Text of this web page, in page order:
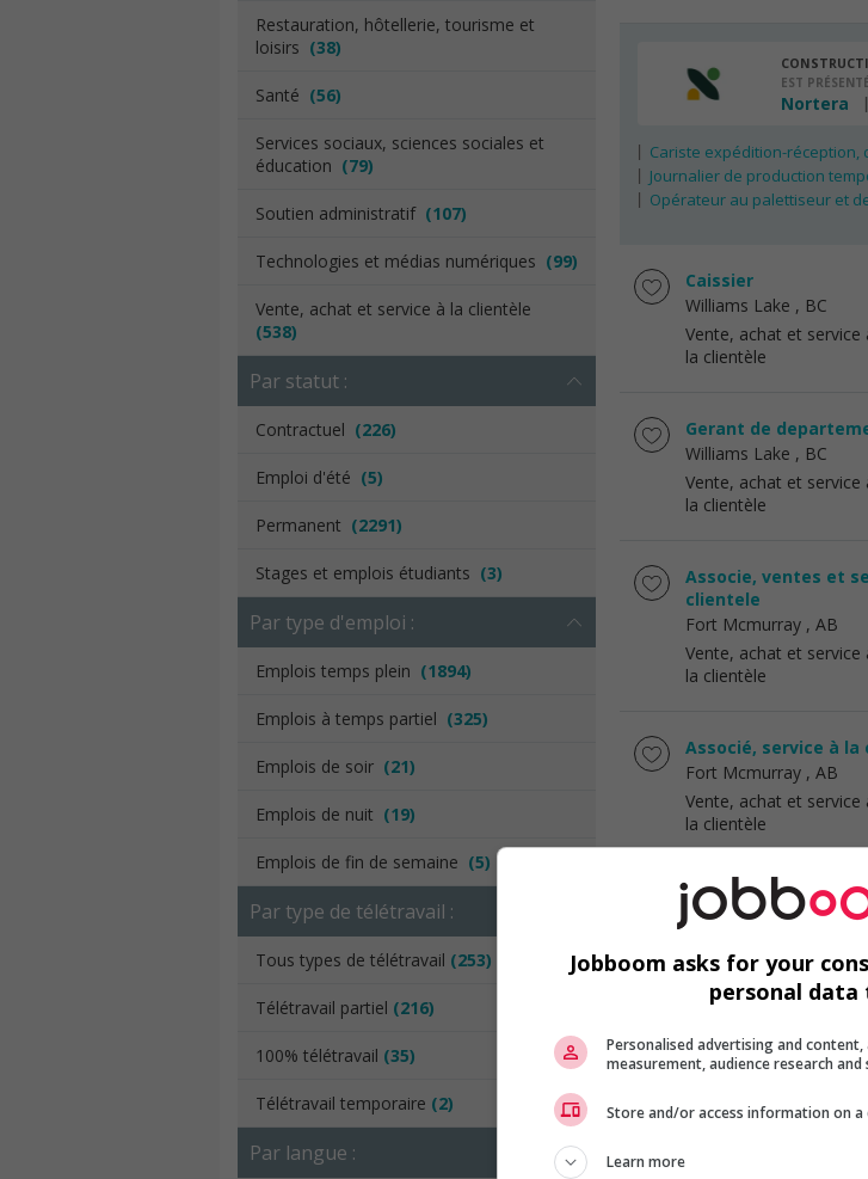
Restauration, hôtellerie, tourisme et
loisirs (38)
Santé (56)
Services sociaux, sciences sociales et
éducation (79)
Soutien administratif (107)
Technologies et médias numériques (99)
Vente, achat et service à la clientèle
(538)
Par statut :
Contractuel (226)
Emploi d'été (5)
Permanent (2291)
Stages et emplois étudiants (3)
Par type d'emploi :
Emplois temps plein (1894)
Emplois à temps partiel (325)
Emplois de soir (21)
Emplois de nuit (19)
Emplois de fin de semaine (5)
Par type de télétravail :
Tous types de télétravail (253)
Télétravail partiel (216)
100% télétravail (35)
Télétravail temporaire (2)
Par langue :
EST
Nortera
Cariste expédition-réception,
Journalier de production
Opérateur au palettiseur et
Caissier
Williams Lake , BC
Vente, achat et service
la clientèle
Gerant de
Williams Lake , BC
Vente, achat et service
la clientèle
Associe, ventes et
clientele
Fort Mcmurray , AB
Vente, achat et service
la clientèle
Associé, service à la
Fort Mcmurray , AB
Vente, achat et service
la clientèle
Caissier
Fort Mcmurray, AB
Vente, achat et service à
la clientèle
Conseiller specialise
St. Albert, AB
la clientèle
Jobboom asks for your
personal data
Personalised advertising and
measurement, audience research
Store and/or access information on a
Learn more